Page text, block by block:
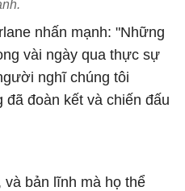
nhấn mạnh: "Những
vài ngày qua thực sự
nghĩ chúng tôi
đã đoàn kết và chiến đấu
và bản lĩnh mà họ thể